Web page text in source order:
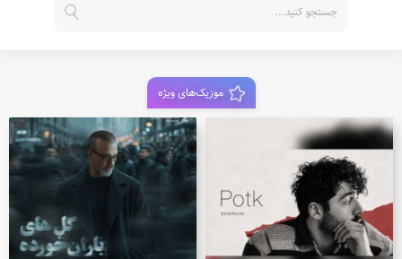
موزیک‌های ویژه